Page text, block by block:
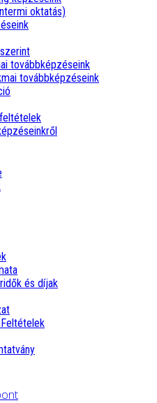
oktatás)
továbbképzéseink
továbbképzéseink
és díjak